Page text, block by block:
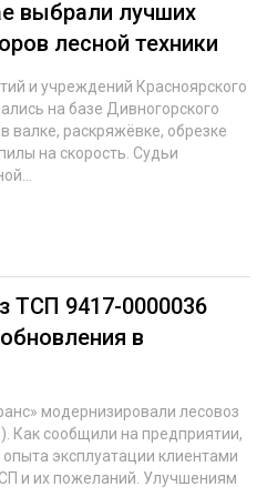
выбрали лучших
лесной техники
и учреждений Красноярского
на базе Дивногорского
валке, раскряжёвке, обрезке
на скорость. Судьи
ТСП 9417-0000036
в
модернизировали лесовоз
Как сообщили на предприятии,
эксплуатации клиентами
и их пожеланий. Улучшениям